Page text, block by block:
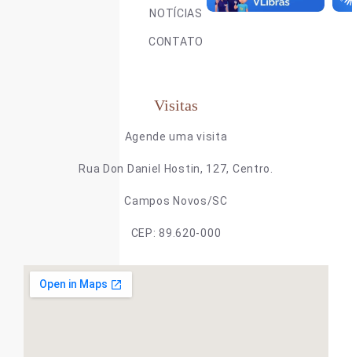
NOTÍCIAS
CONTATO
Visitas
Agende uma visita
Rua Don Daniel Hostin, 127, Centro.
Campos Novos/SC
CEP: 89.620-000